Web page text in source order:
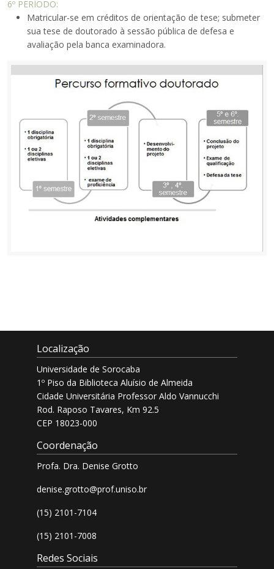
6º PERÍODO:
Matricular-se em créditos de orientação de tese; submeter
sua tese de doutorado à sessão pública de defesa e
avaliação pela banca examinadora.
Localização
Universidade de Sorocaba
1º Piso da Biblioteca Aluísio de Almeida
Cidade Universitária Professor Aldo Vannucchi
Rod. Raposo Tavares, Km 92.5
CEP 18023-000
Coordenação
Profa. Dra. Denise Grotto
denise.grotto@prof.uniso.br
(15) 2101-7104
(15) 2101-7008
Redes Sociais